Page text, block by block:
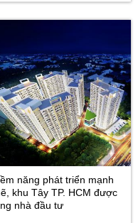
năng phát triển mạnh
khu Tây TP. HCM được
nhà đầu tư